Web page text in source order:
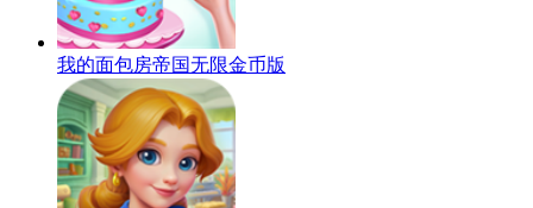
我的面包房帝国无限金币版